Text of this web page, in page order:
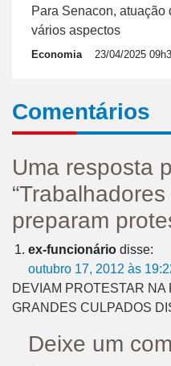
Para Senacon,
vários aspectos
Economia 23/04/2025
Comentários
Uma resposta
preparam
ex-funcionário disse:
outubro 17, 2012 às
DEVIAM PROTESTAR NA
GRANDES CULPADOS
Deixe um